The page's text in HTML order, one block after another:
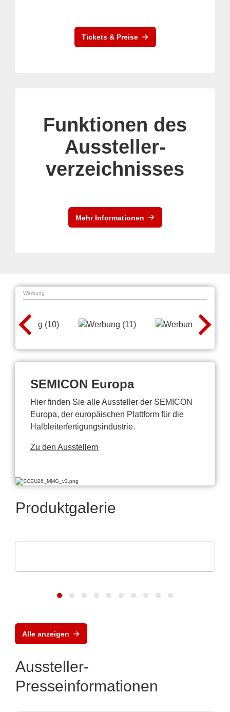
Tickets & Preise
Funktionen des
Aussteller-
verzeichnisses
Mehr Informationen
Werbung
SEMICON Europa
Hier finden Sie alle Aussteller der SEMICON
Europa, der europäischen Plattform für die
Halbleiterfertigungsindustrie.
Zu den Ausstellern
Produktgalerie
Alle anzeigen
Aussteller-
Presseinformationen